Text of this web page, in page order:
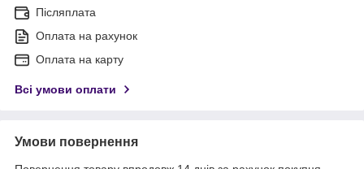
Післяплата
Оплата на рахунок
Оплата на карту
Всі умови оплати
Умови повернення